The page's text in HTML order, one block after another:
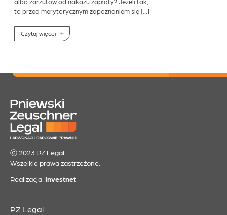
to przed merytorycznym zapoznaniem się […]
Czytaj więcej
ⓒ 2023 PZ Legal
Wszelkie prawa zastrzeżone.
Realizacja: Investnet
PZ Legal